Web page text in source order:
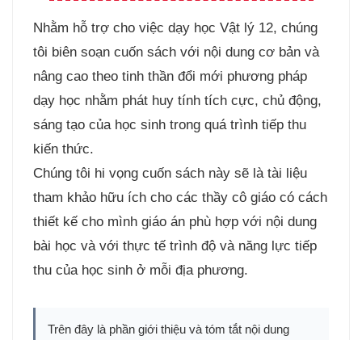
Nhằm hỗ trợ cho việc dạy học Vật lý 12, chúng
tôi biên soạn cuốn sách với nội dung cơ bản và
nâng cao theo tinh thần đổi mới phương pháp
dạy học nhằm phát huy tính tích cực, chủ động,
sáng tạo của học sinh trong quá trình tiếp thu
kiến thức.
Chúng tôi hi vọng cuốn sách này sẽ là tài liệu
tham khảo hữu ích cho các thầy cô giáo có cách
thiết kế cho mình giáo án phù hợp với nội dung
bài học và với thực tế trình độ và năng lực tiếp
thu của học sinh ở mỗi địa phương.
Trên đây là phần giới thiệu và tóm tắt nội dung